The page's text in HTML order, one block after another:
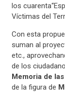
los
Víctimas del
Con esta
suman al
etc.,
de los
Memoria de
de la figura de